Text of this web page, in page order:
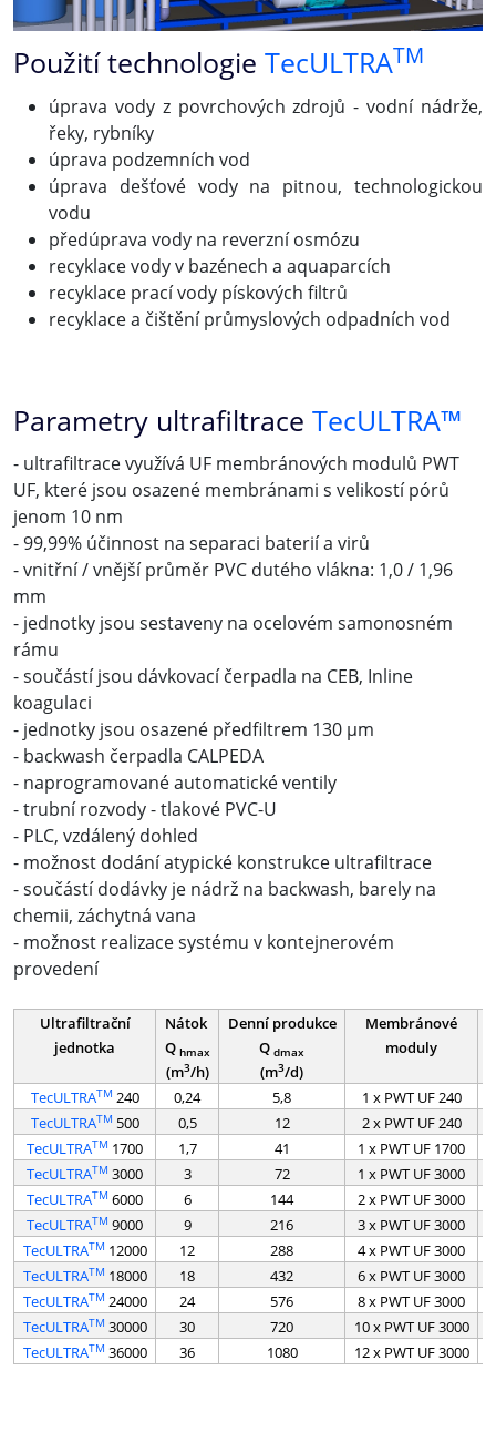
Použití technologie TecULTRATM
úprava vody z povrchových zdrojů - vodní nádrže,
řeky, rybníky
úprava podzemních vod
úprava dešťové vody na pitnou, technologickou
vodu
předúprava vody na reverzní osmózu
recyklace vody v bazénech a aquaparcích
recyklace prací vody pískových filtrů
recyklace a čištění průmyslových odpadních vod
Parametry ultrafiltrace TecULTRA™
- ultrafiltrace využívá UF membránových modulů PWT
UF, které jsou osazené membránami s velikostí pórů
jenom 10 nm
- 99,99% účinnost na separaci baterií a virů
- vnitřní / vnější průměr PVC dutého vlákna: 1,0 / 1,96
mm
- jednotky jsou sestaveny na ocelovém samonosném
rámu
- součástí jsou dávkovací čerpadla na CEB, Inline
koagulaci
- jednotky jsou osazené předfiltrem 130 µm
- backwash čerpadla CALPEDA
- naprogramované automatické ventily
- trubní rozvody - tlakové PVC-U
- PLC, vzdálený dohled
- možnost dodání atypické konstrukce ultrafiltrace
- součástí dodávky je nádrž na backwash, barely na
chemii, záchytná vana
- možnost realizace systému v kontejnerovém
provedení
Ultrafiltrační
jednotka
Nátok
Q hmax
(m3/h)
Denní produkce
Q dmax
(m3/d)
Membránové
moduly
TecULTRATM 240 0,24 5,8
1 x PWT UF 240
TecULTRATM 500 0,5 12
2 x PWT UF 240
TecULTRATM 1700 1,7 41
1 x PWT UF 1700
TecULTRATM 3000 3 72
1 x PWT UF 3000
TecULTRATM 6000 6 144
2 x PWT UF 3000
TecULTRATM 9000 9 216
3 x PWT UF 3000
TecULTRATM 12000 12 288
4 x PWT UF 3000
TecULTRATM 18000 18 432
6 x PWT UF 3000
TecULTRATM 24000 24 576
8 x PWT UF 3000
TecULTRATM 30000 30 720
10 x PWT UF 3000
TecULTRATM 36000 36 1080 12 x PWT UF 3000